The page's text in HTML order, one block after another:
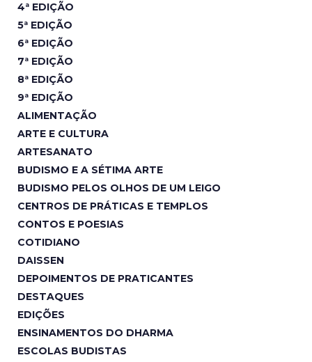
4ª EDIÇÃO
5ª EDIÇÃO
6ª EDIÇÃO
7ª EDIÇÃO
8ª EDIÇÃO
9ª EDIÇÃO
ALIMENTAÇÃO
ARTE E CULTURA
ARTESANATO
BUDISMO E A SÉTIMA ARTE
BUDISMO PELOS OLHOS DE UM LEIGO
CENTROS DE PRÁTICAS E TEMPLOS
CONTOS E POESIAS
COTIDIANO
DAISSEN
DEPOIMENTOS DE PRATICANTES
DESTAQUES
EDIÇÕES
ENSINAMENTOS DO DHARMA
ESCOLAS BUDISTAS